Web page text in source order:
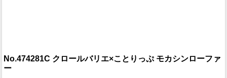
No.474281C クロールバリエ×ことりっぷ モカシンローファ
ー